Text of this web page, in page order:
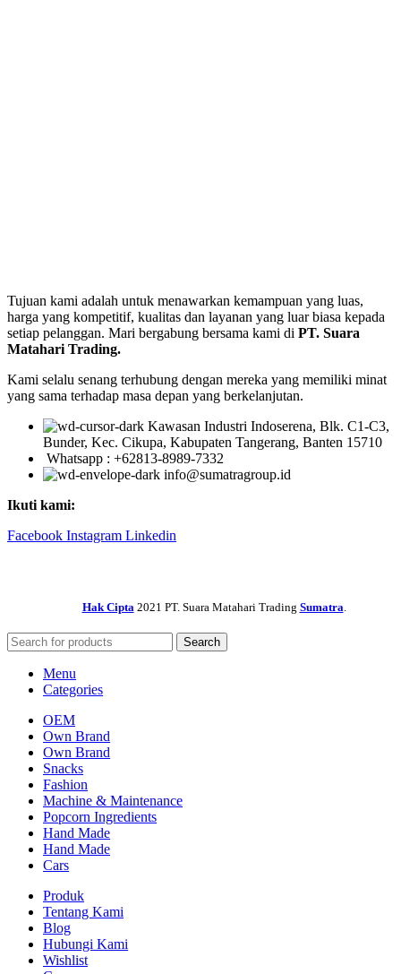
Tujuan kami adalah untuk menawarkan kemampuan yang luas,
harga yang kompetitif, kualitas dan layanan yang luar biasa kepada
setiap pelanggan. Mari bergabung bersama kami di PT. Suara
Matahari Trading.
Kami selalu senang terhubung dengan mereka yang memiliki minat
yang sama terhadap masa depan yang berkelanjutan.
Kawasan Industri Indoserena, Blk. C1-C3,
Bunder, Kec. Cikupa, Kabupaten Tangerang, Banten 15710
Whatsapp : +62813-8989-7332
info@sumatragroup.id
Ikuti kami:
Facebook Instagram Linkedin
Hak Cipta 2021 PT. Suara Matahari Trading Sumatra.
Search
Menu
Categories
OEM
Own Brand
Own Brand
Snacks
Fashion
Machine & Maintenance
Popcorn Ingredients
Hand Made
Hand Made
Cars
Produk
Tentang Kami
Blog
Hubungi Kami
Wishlist